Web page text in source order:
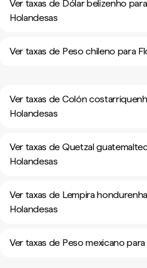
Ver taxas de Dólar belizenho
Holandesas
Ver taxas de Peso chileno para
Ver taxas de Colón
Holandesas
Ver taxas de Quetzal
Holandesas
Ver taxas de Lempira
Holandesas
Ver taxas de Peso mexicano